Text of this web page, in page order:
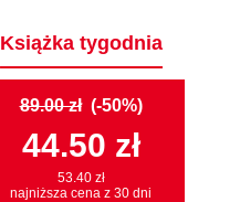
Książka tygodnia
89.00 zł (-50%)
44.50 zł
53.40 zł
najniższa cena z 30 dni